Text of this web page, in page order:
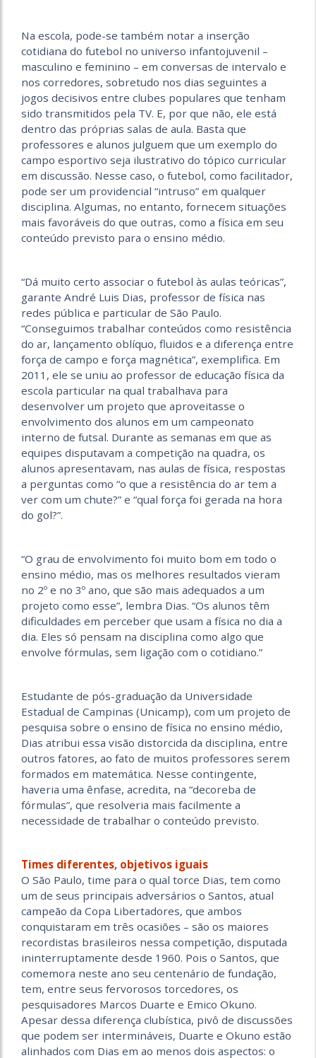
Na escola, pode-se também notar a inserção
cotidiana do futebol no universo infantojuvenil –
masculino e feminino – em conversas de intervalo e
nos corredores, sobretudo nos dias seguintes a
jogos decisivos entre clubes populares que tenham
sido transmitidos pela TV. E, por que não, ele está
dentro das próprias salas de aula. Basta que
professores e alunos julguem que um exemplo do
campo esportivo seja ilustrativo do tópico curricular
em discussão. Nesse caso, o futebol, como facilitador,
pode ser um providencial “intruso” em qualquer
disciplina. Algumas, no entanto, fornecem situações
mais favoráveis do que outras, como a física em seu
conteúdo previsto para o ensino médio.
“Dá muito certo associar o futebol às aulas teóricas”,
garante André Luis Dias, professor de física nas
redes pública e particular de São Paulo.
“Conseguimos trabalhar conteúdos como resistência
do ar, lançamento oblíquo, fluidos e a diferença entre
força de campo e força magnética”, exemplifica. Em
2011, ele se uniu ao professor de educação física da
escola particular na qual trabalhava para
desenvolver um projeto que aproveitasse o
envolvimento dos alunos em um campeonato
interno de futsal. Durante as semanas em que as
equipes disputavam a competição na quadra, os
alunos apresentavam, nas aulas de física, respostas
a perguntas como “o que a resistência do ar tem a
ver com um chute?” e “qual força foi gerada na hora
do gol?”.
“O grau de envolvimento foi muito bom em todo o
ensino médio, mas os melhores resultados vieram
no 2º e no 3º ano, que são mais adequados a um
projeto como esse”, lembra Dias. “Os alunos têm
dificuldades em perceber que usam a física no dia a
dia. Eles só pensam na disciplina como algo que
envolve fórmulas, sem ligação com o cotidiano.”
Estudante de pós-graduação da Universidade
Estadual de Campinas (Unicamp), com um projeto de
pesquisa sobre o ensino de física no ensino médio,
Dias atribui essa visão distorcida da disciplina, entre
outros fatores, ao fato de muitos professores serem
formados em matemática. Nesse contingente,
haveria uma ênfase, acredita, na “decoreba de
fórmulas”, que resolveria mais facilmente a
necessidade de trabalhar o conteúdo previsto.
Times diferentes, objetivos iguais
O São Paulo, time para o qual torce Dias, tem como
um de seus principais adversários o Santos, atual
campeão da Copa Libertadores, que ambos
conquistaram em três ocasiões – são os maiores
recordistas brasileiros nessa competição, disputada
ininterruptamente desde 1960. Pois o Santos, que
comemora neste ano seu centenário de fundação,
tem, entre seus fervorosos torcedores, os
pesquisadores Marcos Duarte e Emico Okuno.
Apesar dessa diferença clubística, pivô de discussões
que podem ser intermináveis, Duarte e Okuno estão
alinhados com Dias em ao menos dois aspectos: o